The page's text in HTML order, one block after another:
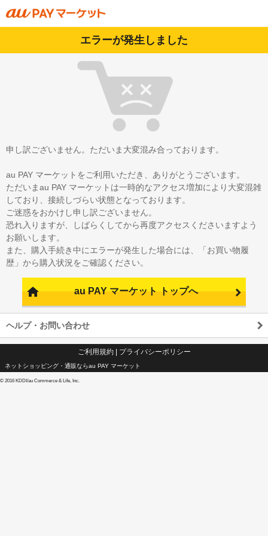
エラーが発生しました
申し訳ございません。ただいま大変混み合っております。
au PAY マーケットをご利用いただき、ありがとうございます。
ただいまau PAY マーケットは一時的なアクセス増加により大変混雑
しており、接続しづらい状態となっております。
ご迷惑をおかけし申し訳ございません。
恐れ入りますが、しばらくしてから再度アクセスくださいますよう
お願いします。
また、購入手続き中にエラーが発生した場合には、「お買い物履
歴」から購入状況をご確認ください。
au PAY マーケット トップへ
ヘルプ・お問い合わせ
ご利用規約| プライバシーポリシー
ネットショッピング・通販ならau PAY マーケット
© 2016 KDDI/au Commerce & Life, Inc.